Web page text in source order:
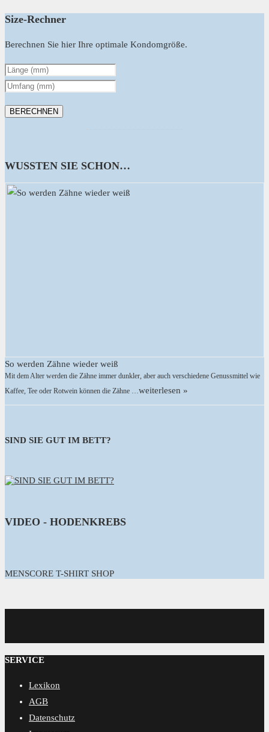
Size-Rechner
Berechnen Sie hier Ihre optimale Kondomgröße.
WUSSTEN SIE SCHON…
So werden Zähne wieder weiß
Mit dem Alter werden die Zähne immer dunkler, aber auch verschiedene Genussmittel wie
Kaffee, Tee oder Rotwein können die Zähne …weiterlesen »
SIND SIE GUT IM BETT?
VIDEO - HODENKREBS
MENSCORE T-SHIRT SHOP
MENSCORE
SERVICE
Lexikon
AGB
Datenschutz